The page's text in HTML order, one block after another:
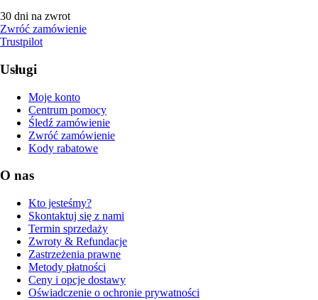
30 dni na zwrot
Zwróć zamówienie
Trustpilot
Usługi
Moje konto
Centrum pomocy
Śledź zamówienie
Zwróć zamówienie
Kody rabatowe
O nas
Kto jesteśmy?
Skontaktuj się z nami
Termin sprzedaży
Zwroty & Refundacje
Zastrzeżenia prawne
Metody płatności
Ceny i opcje dostawy
Oświadczenie o ochronie prywatności